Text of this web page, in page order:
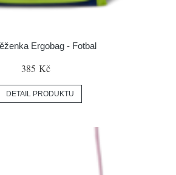
Ergobag - Fotbal
385 Kč
DETAIL PRODUKTU